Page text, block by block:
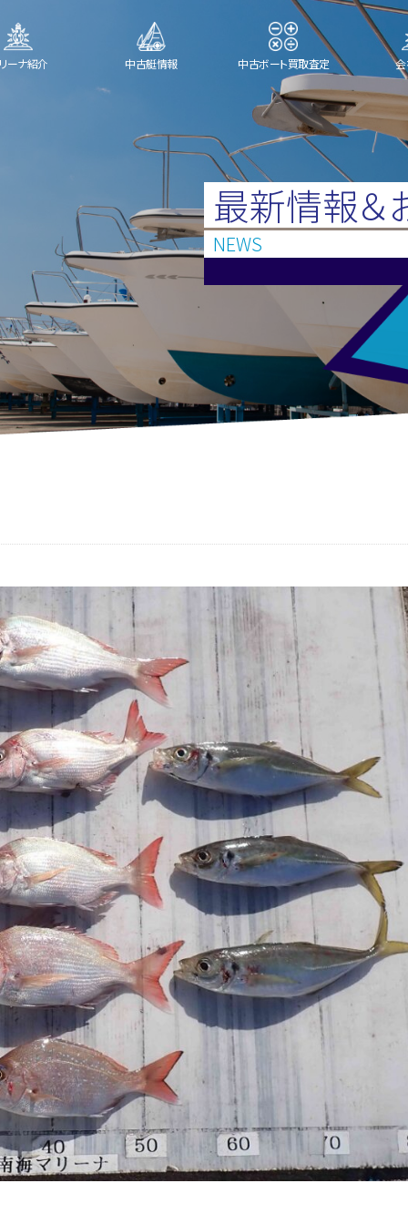
ーナ紹介 中古艇情報 中古ボート買取査定
最新情報＆
NEWS